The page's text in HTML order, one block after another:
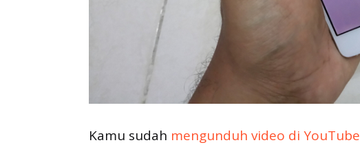
Kamu sudah mengunduh video di YouTube